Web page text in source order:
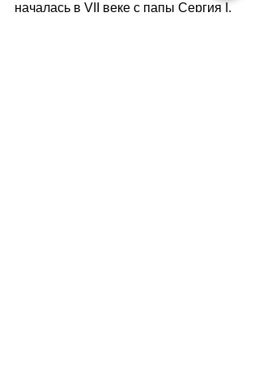
началась в VII веке с папы Сергия I.